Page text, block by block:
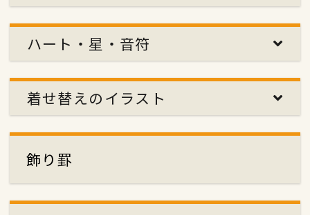
ハート・星・音符
着せ替えのイラスト
飾り罫